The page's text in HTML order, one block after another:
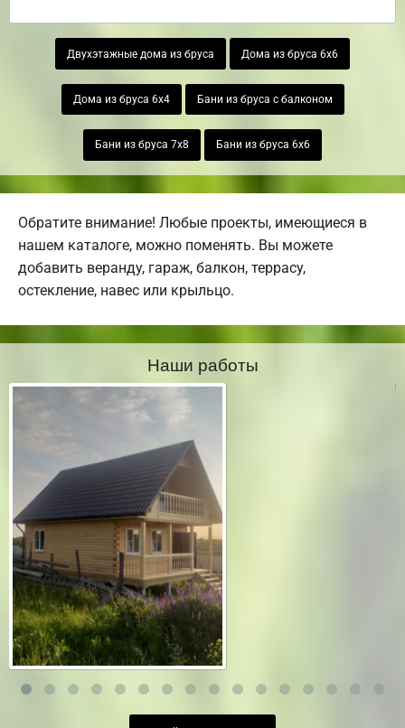
Двухэтажные дома из бруса Дома из бруса 6х6
Дома из бруса 6х4 Бани из бруса с балконом
Бани из бруса 7х8 Бани из бруса 6х6
Обратите внимание! Любые проекты, имеющиеся в
нашем каталоге, можно поменять. Вы можете
добавить веранду, гараж, балкон, террасу,
остекление, навес или крыльцо.
Наши работы